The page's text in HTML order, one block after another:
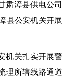
肃漳县供电公司
县公安机关开展
机关扎实开展警
理所辖线路通道